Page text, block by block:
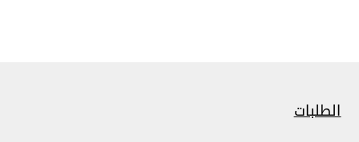
الطلبات